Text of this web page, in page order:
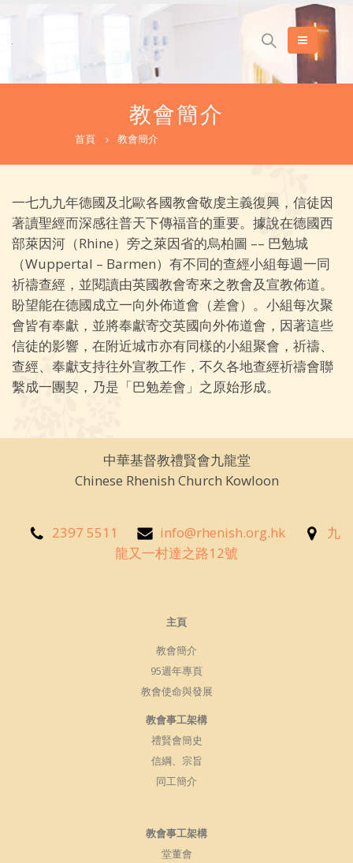
教會簡介
首頁 教會簡介
一七九九年德國及北歐各國教會敬虔主義復興，信徒因
著讀聖經而深感往普天下傳福音的重要。據說在德國西
部萊因河（Rhine）旁之萊因省的烏柏圖 –– 巴勉城
（Wuppertal – Barmen）有不同的查經小組每週一同
祈禱查經，並閱讀由英國教會寄來之教會及宣教佈道。
盼望能在德國成立一向外佈道會（差會）。小組每次聚
會皆有奉獻，並將奉獻寄交英國向外佈道會，因著這些
信徒的影響，在附近城市亦有同樣的小組聚會，祈禱、
查經、奉獻支持往外宣教工作，不久各地查經祈禱會聯
繫成一團契，乃是「巴勉差會」之原始形成。
中華基督教禮賢會九龍堂
Chinese Rhenish Church Kowloon
2397 5511 info@rhenish.org.hk
九
龍又一村達之路12號
主頁
教會簡介
95週年專頁
教會使命與發展
教會事工架構
禮賢會簡史
信綱、宗旨
同工簡介
教會事工架構
堂董會